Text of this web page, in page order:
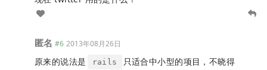
匿名 #6 2013年08月26日
原来的说法是 rails 只适合中小型的项目，不晓得